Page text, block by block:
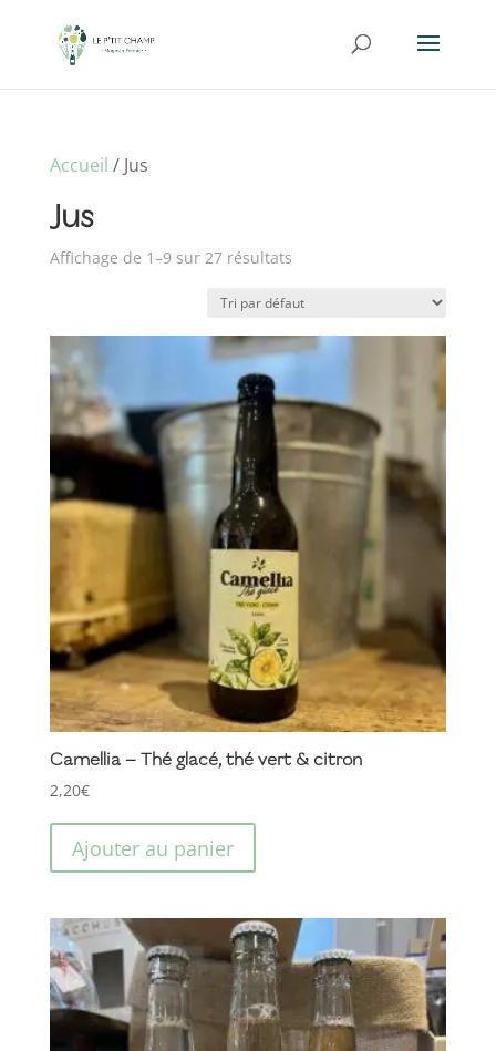
Accueil / Jus
Jus
Affichage de 1–9 sur 27 résultats
Camellia – Thé glacé, thé vert & citron
2,20€
Ajouter au panier